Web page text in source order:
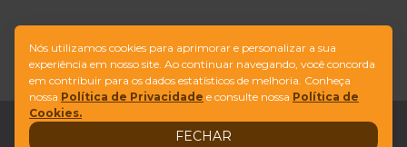
SIGA-NOS
Design by NVGO
LegalFale conosco
Nós utilizamos cookies para aprimorar e personalizar a sua
experiência em nosso site. Ao continuar navegando, você concorda
em contribuir para os dados estatísticos de melhoria. Conheça
nossa Política de Privacidade e consulte nossa Política de
Cookies.
FECHAR